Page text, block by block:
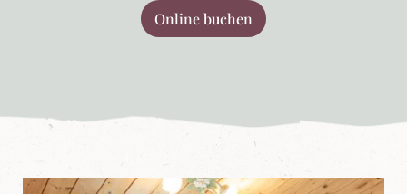
Online buchen